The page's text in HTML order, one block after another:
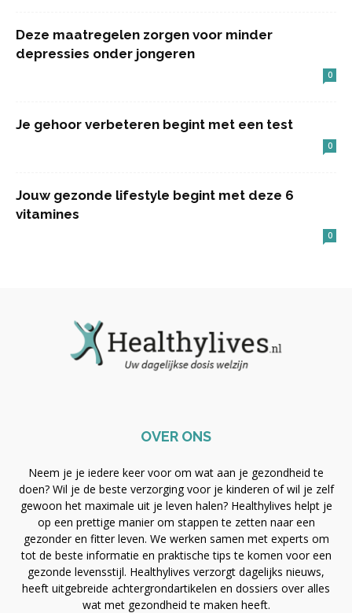
Deze maatregelen zorgen voor minder
depressies onder jongeren
0
Je gehoor verbeteren begint met een test
0
Jouw gezonde lifestyle begint met deze 6
vitamines
0
OVER ONS
Neem je je iedere keer voor om wat aan je gezondheid te
doen? Wil je de beste verzorging voor je kinderen of wil je zelf
gewoon het maximale uit je leven halen? Healthylives helpt je
op een prettige manier om stappen te zetten naar een
gezonder en fitter leven. We werken samen met experts om
tot de beste informatie en praktische tips te komen voor een
gezonde levensstijl. Healthylives verzorgt dagelijks nieuws,
heeft uitgebreide achtergrondartikelen en dossiers over alles
wat met gezondheid te maken heeft.